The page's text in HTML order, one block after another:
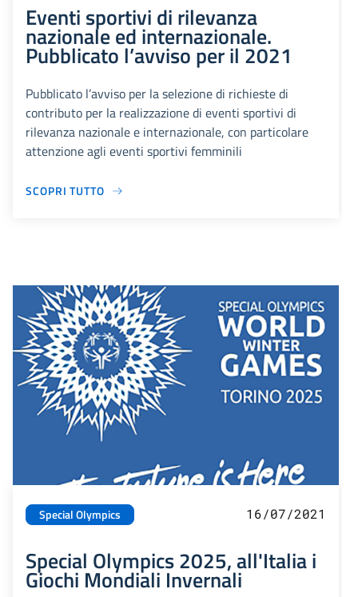
Eventi sportivi di rilevanza
nazionale ed internazionale.
Pubblicato l’avviso per il 2021
Pubblicato l’avviso per la selezione di richieste di
contributo per la realizzazione di eventi sportivi di
rilevanza nazionale e internazionale, con particolare
attenzione agli eventi sportivi femminili
SCOPRI TUTTO
Special Olympics 16/07/2021
Special Olympics 2025, all'Italia i
Giochi Mondiali Invernali